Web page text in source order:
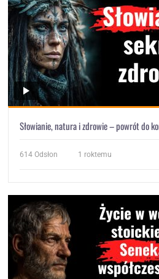
Słowianie, natura i zdrowie – powrót do
614 Odsłon 1 roktemu